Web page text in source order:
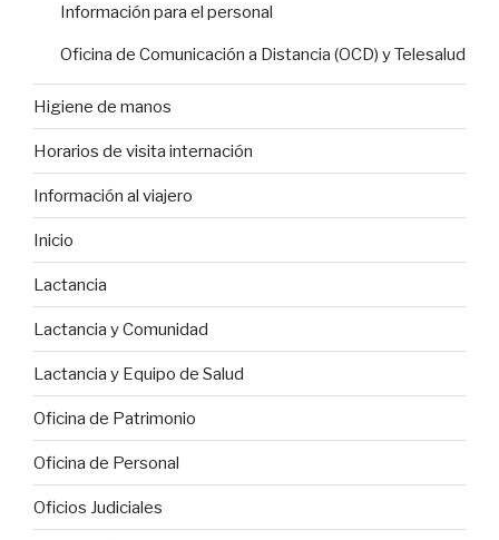
Información para el personal
Oficina de Comunicación a Distancia (OCD) y Telesalud
Higiene de manos
Horarios de visita internación
Información al viajero
Inicio
Lactancia
Lactancia y Comunidad
Lactancia y Equipo de Salud
Oficina de Patrimonio
Oficina de Personal
Oficios Judiciales